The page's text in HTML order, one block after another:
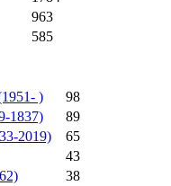
963
585
)
98
1837)
89
2019)
65
43
38